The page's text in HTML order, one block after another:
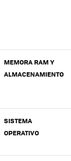
MEMORA RAM Y
ALMACENAMIENTO
SISTEMA
OPERATIVO